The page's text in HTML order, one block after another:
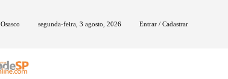
Osasco segunda-feira, 3 agosto, 2026 Entrar / Cadastrar